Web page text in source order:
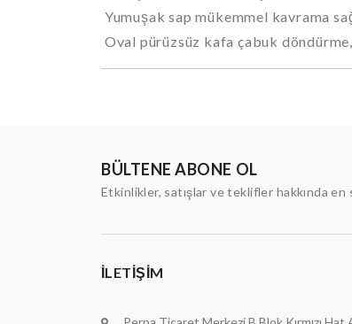
Yumuşak sap mükemmel kavrama
Oval pürüzsüz kafa çabuk
BÜLTENE ABONE OL
Etkinlikler, satışlar ve teklifler hakkında
İLETIŞIM